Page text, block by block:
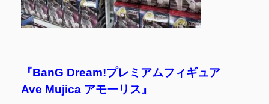
『BanG Dream!プレミアムフィギュア
Ave Mujica アモーリス』